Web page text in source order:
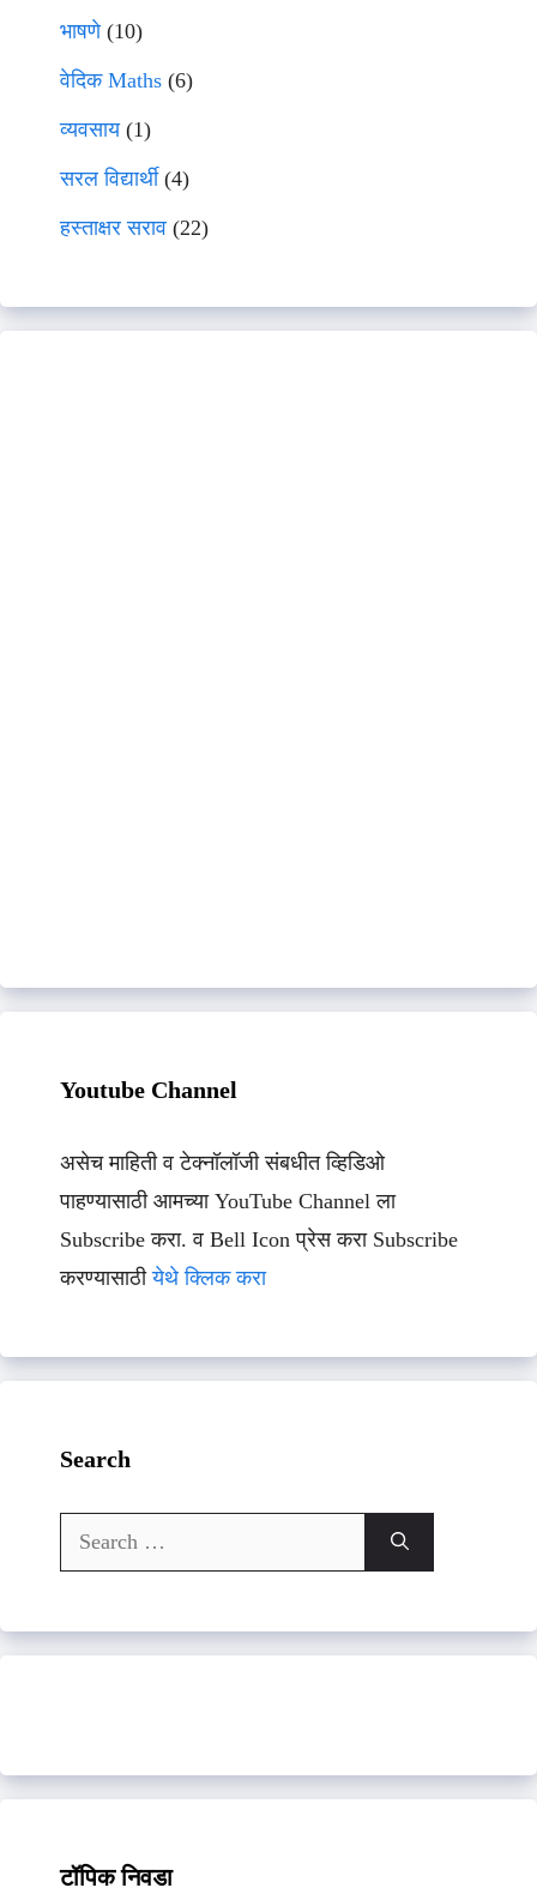
भाषणे(10)
वेदिक Maths (6)
व्यवसाय(1)
सरल विद्यार्थी(4)
हस्ताक्षर सराव (22)
Youtube Channel
असेच माहिती व टेक्नॉलॉजी संबधीत व्हिडिओ
पाहण्यासाठी आमच्या YouTube Channel ला
Subscribe करा. व Bell Icon प्रेस करा Subscribe
करण्यासाठीयेथे क्लिक करा
Search
Search
for:
टॉपिक निवडा